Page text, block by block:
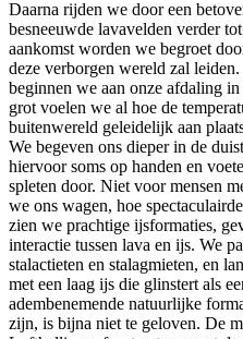
Daarna rijden we door een
besneeuwde lavavelden verder
aankomst worden we begroet
deze verborgen wereld zal
beginnen we aan onze afdaling
grot voelen we al hoe de
buitenwereld geleidelijk aan
We begeven ons dieper in de
hiervoor soms op handen en
spleten door. Niet voor mensen
we ons wagen, hoe
zien we prachtige ijsformaties,
interactie tussen lava en ijs. We
stalactieten en stalagmieten, en
met een laag ijs die glinstert als
adembenemende natuurlijke
zijn, is bijna niet te geloven. De